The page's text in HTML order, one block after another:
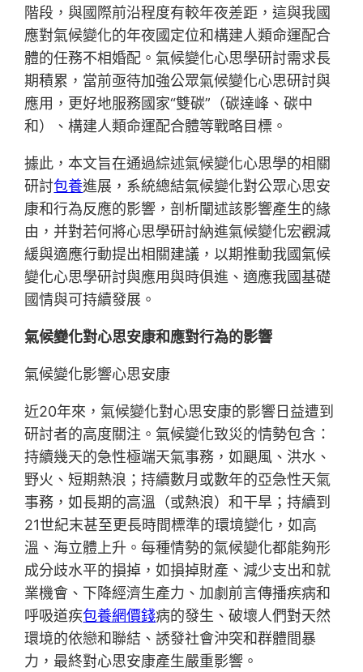
階段，與國際前沿程度有較年夜差距，這與我國
應對氣候變化的年夜國定位和構建人類命運配合
體的任務不相婚配。氣候變化心思學研討需求長
期積累，當前亟待加強公眾氣候變化心思研討與
應用，更好地服務國家“雙碳”（碳達峰、碳中
和）、構建人類命運配合體等戰略目標。
據此，本文旨在通過綜述氣候變化心思學的相關
研討包養進展，系統總結氣候變化對公眾心思安
康和行為反應的影響，剖析闡述該影響產生的緣
由，并對若何將心思學研討納進氣候變化宏觀減
緩與適應行動提出相關建議，以期推動我國氣候
變化心思學研討與應用與時俱進、適應我國基礎
國情與可持續發展。
氣候變化對心思安康和應對行為的影響
氣候變化影響心思安康
近20年來，氣候變化對心思安康的影響日益遭到
研討者的高度關注。氣候變化致災的情勢包含：
持續幾天的急性極端天氣事務，如颶風、洪水、
野火、短期熱浪；持續數月或數年的亞急性天氣
事務，如長期的高溫（或熱浪）和干旱；持續到
21世紀末甚至更長時間標準的環境變化，如高
溫、海立體上升。每種情勢的氣候變化都能夠形
成分歧水平的損掉，如損掉財產、減少支出和就
業機會、下降經濟生產力、加劇前言傳播疾病和
呼吸道疾包養網價錢病的發生、破壞人們對天然
環境的依戀和聯結、誘發社會沖突和群體間暴
力，最終對心思安康產生嚴重影響。